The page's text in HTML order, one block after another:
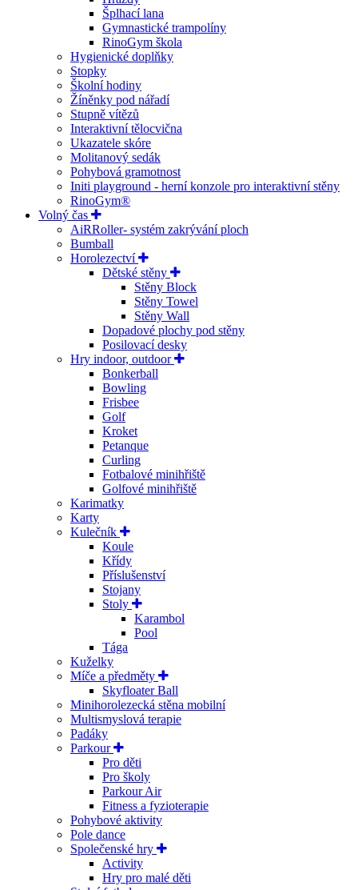
Šplhací lana
Gymnastické trampolíny
RinoGym škola
Hygienické doplňky
Stopky
Školní hodiny
Žíněnky pod nářadí
Stupně vítězů
Interaktivní tělocvična
Ukazatele skóre
Molitanový sedák
Pohybová gramotnost
Initi playground - herní konzole pro interaktivní stěny
RinoGym®
Volný čas
AiRRoller- systém zakrývání ploch
Bumball
Horolezectví
Dětské stěny
Stěny Block
Stěny Towel
Stěny Wall
Dopadové plochy pod stěny
Posilovací desky
Hry indoor, outdoor
Bonkerball
Bowling
Frisbee
Golf
Kroket
Petanque
Curling
Fotbalové minihřiště
Golfové minihřiště
Karimatky
Karty
Kulečník
Koule
Křídy
Příslušenství
Stojany
Stoly
Karambol
Pool
Tága
Kuželky
Míče a předměty
Skyfloater Ball
Minihorolezecká stěna mobilní
Multismyslová terapie
Padáky
Parkour
Pro děti
Pro školy
Parkour Air
Fitness a fyzioterapie
Pohybové aktivity
Pole dance
Společenské hry
Activity
Hry pro malé děti